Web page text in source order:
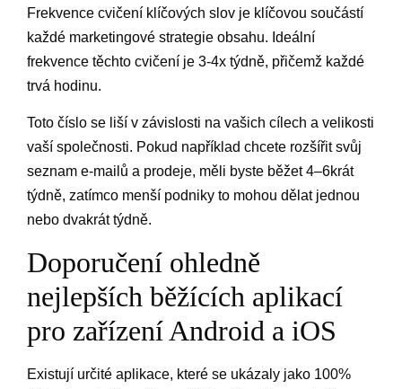
Frekvence cvičení klíčových slov je klíčovou součástí
každé marketingové strategie obsahu. Ideální
frekvence těchto cvičení je 3-4x týdně, přičemž každé
trvá hodinu.
Toto číslo se liší v závislosti na vašich cílech a velikosti
vaší společnosti. Pokud například chcete rozšířit svůj
seznam e-mailů a prodeje, měli byste běžet 4–6krát
týdně, zatímco menší podniky to mohou dělat jednou
nebo dvakrát týdně.
Doporučení ohledně
nejlepších běžících aplikací
pro zařízení Android a iOS
Existují určité aplikace, které se ukázaly jako 100%